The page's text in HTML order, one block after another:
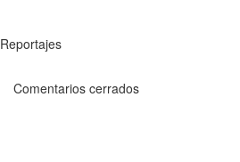
Reportajes
Comentarios cerrados